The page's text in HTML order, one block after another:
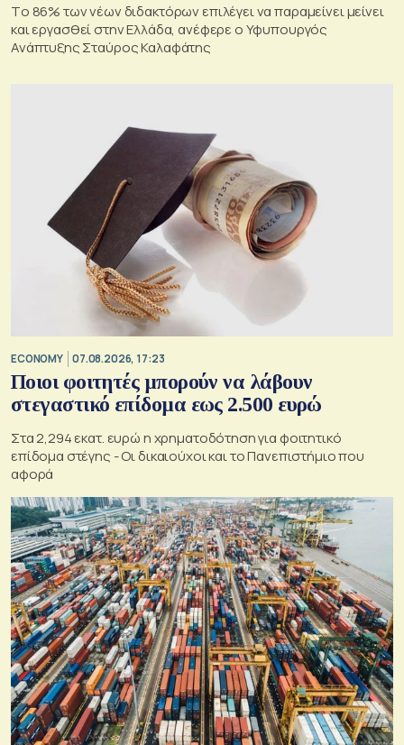
Tο 86% των νέων διδακτόρων επιλέγει να παραμείνει μείνει
και εργασθεί στην Ελλάδα, ανέφερε ο Υφυπουργός
Ανάπτυξης Σταύρος Καλαφάτης
ECONOMY 07.08.2026, 17:23
Ποιοι φοιτητές μπορούν να λάβουν
στεγαστικό επίδομα εως 2.500 ευρώ
Στα 2,294 εκατ. ευρώ η χρηματοδότηση για φοιτητικό
επίδομα στέγης - Οι δικαιούχοι και το Πανεπιστήμιο που
αφορά